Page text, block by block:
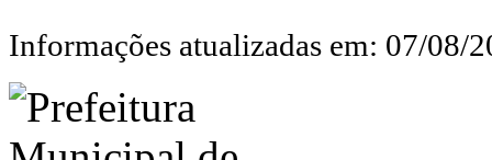
Informações atualizadas em: 07/08/